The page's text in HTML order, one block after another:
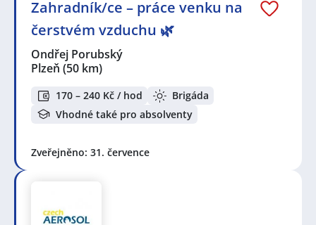
Zahradník/ce – práce venku na
čerstvém vzduchu 🌿
Ondřej Porubský
Plzeň (50 km)
170 – 240 Kč / hod
Brigáda
Vhodné také pro absolventy
Zveřejněno: 31. července